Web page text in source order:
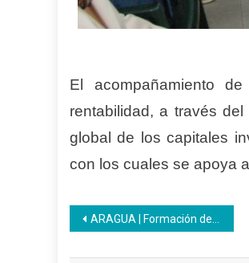
El acompañamiento
rentabilidad, a través
global de los capitales
con los cuales se apoya
Navegación
de
ARAGUA | Formación de elaboración de pasapalos finalizó con éxito desde CFS Villa de Cura